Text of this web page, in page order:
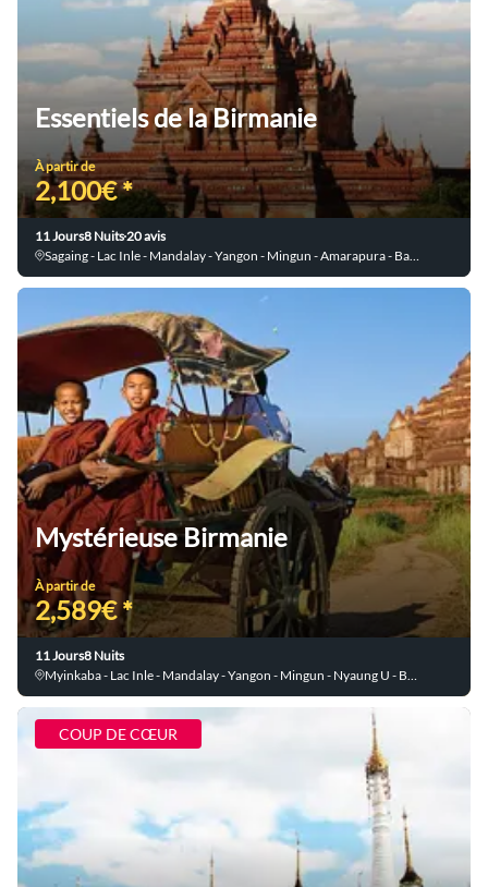
Essentiels de la Birmanie
À partir de
2,100€ *
11 Jours8 Nuits 20 avis
Mystérieuse Birmanie
À partir de
2,589€ *
11 Jours8 Nuits
COUP DE CŒUR